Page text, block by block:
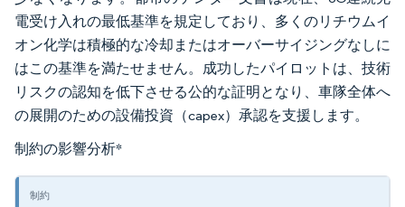
電受け入れの最低基準を規定しており、多くのリチウムイ
オン化学は積極的な冷却またはオーバーサイジングなしに
はこの基準を満たせません。成功したパイロットは、技術
リスクの認知を低下させる公的な証明となり、車隊全体へ
の展開のための設備投資（capex）承認を支援します。
制約の影響分析*